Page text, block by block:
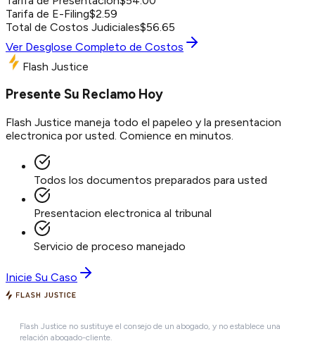
Tarifa de E-Filing$2.59
Total de Costos Judiciales$56.65
Ver Desglose Completo de Costos
Flash Justice
Presente Su Reclamo Hoy
Flash Justice maneja todo el papeleo y la presentacion
electronica por usted. Comience en minutos.
Todos los documentos preparados para usted
Presentacion electronica al tribunal
Servicio de proceso manejado
Inicie Su Caso
Flash Justice no sustituye el consejo de un abogado, y no establece una
relación abogado-cliente.